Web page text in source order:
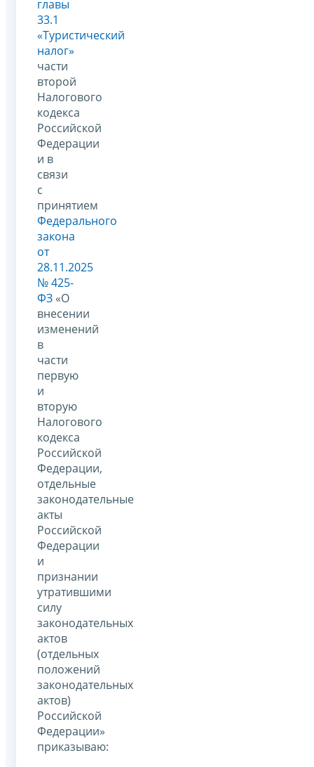
главы
33.1
«Туристический
налог»
части
второй
Налогового
кодекса
Российской
Федерации
и в
связи
с
принятием
Федерального
закона
от
28.11.2025
№ 425-
ФЗ «О
внесении
изменений
в
части
первую
и
вторую
Налогового
кодекса
Российской
Федерации,
отдельные
законодательные
акты
Российской
Федерации
и
признании
утратившими
силу
законодательных
актов
(отдельных
положений
законодательных
актов)
Российской
Федерации»
приказываю: